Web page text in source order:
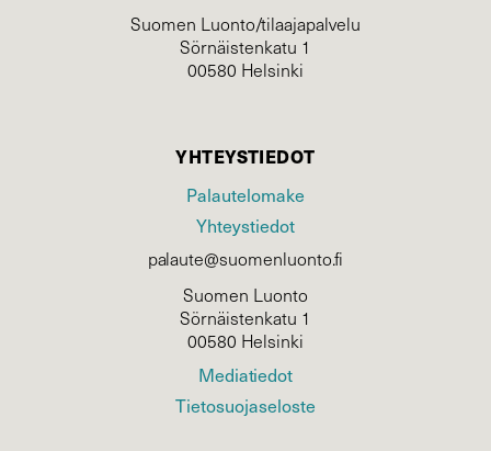
Suomen Luonto/tilaajapalvelu
Sörnäistenkatu 1
00580 Helsinki
YHTEYSTIEDOT
Palautelomake
Yhteystiedot
palaute@suomenluonto.fi
Suomen Luonto
Sörnäistenkatu 1
00580 Helsinki
Mediatiedot
Tietosuojaseloste